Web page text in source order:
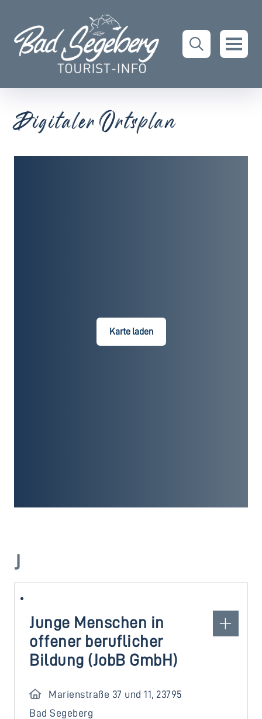
Digitaler Ortsplan
Karte laden
J
Junge Menschen in
offener beruflicher
Bildung (JobB GmbH)
Marienstraße 37 und 11, 23795
Bad Segeberg